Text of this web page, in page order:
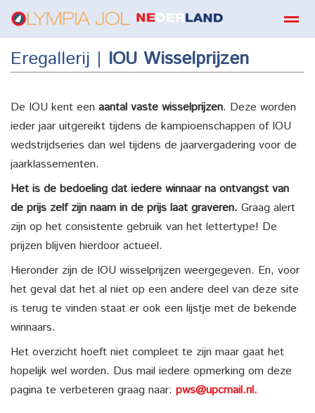
boekbestellen
Home Zoeken E-mail Contact
Eregallerij | IOU Wisselprijzen
De IOU kent een aantal vaste wisselprijzen. Deze worden
ieder jaar uitgereikt tijdens de kampioenschappen of IOU
wedstrijdseries dan wel tijdens de jaarvergadering voor de
jaarklassementen.
Het is de bedoeling dat iedere winnaar na ontvangst van
de prijs zelf zijn naam in de prijs laat graveren. Graag alert
zijn op het consistente gebruik van het lettertype! De
prijzen blijven hierdoor actueel.
Hieronder zijn de IOU wisselprijzen weergegeven. En, voor
het geval dat het al niet op een andere deel van deze site
is terug te vinden staat er ook een lijstje met de bekende
winnaars.
Het overzicht hoeft niet compleet te zijn maar gaat het
hopelijk wel worden. Dus mail iedere opmerking om deze
pagina te verbeteren graag naar: pws@upcmail.nl.